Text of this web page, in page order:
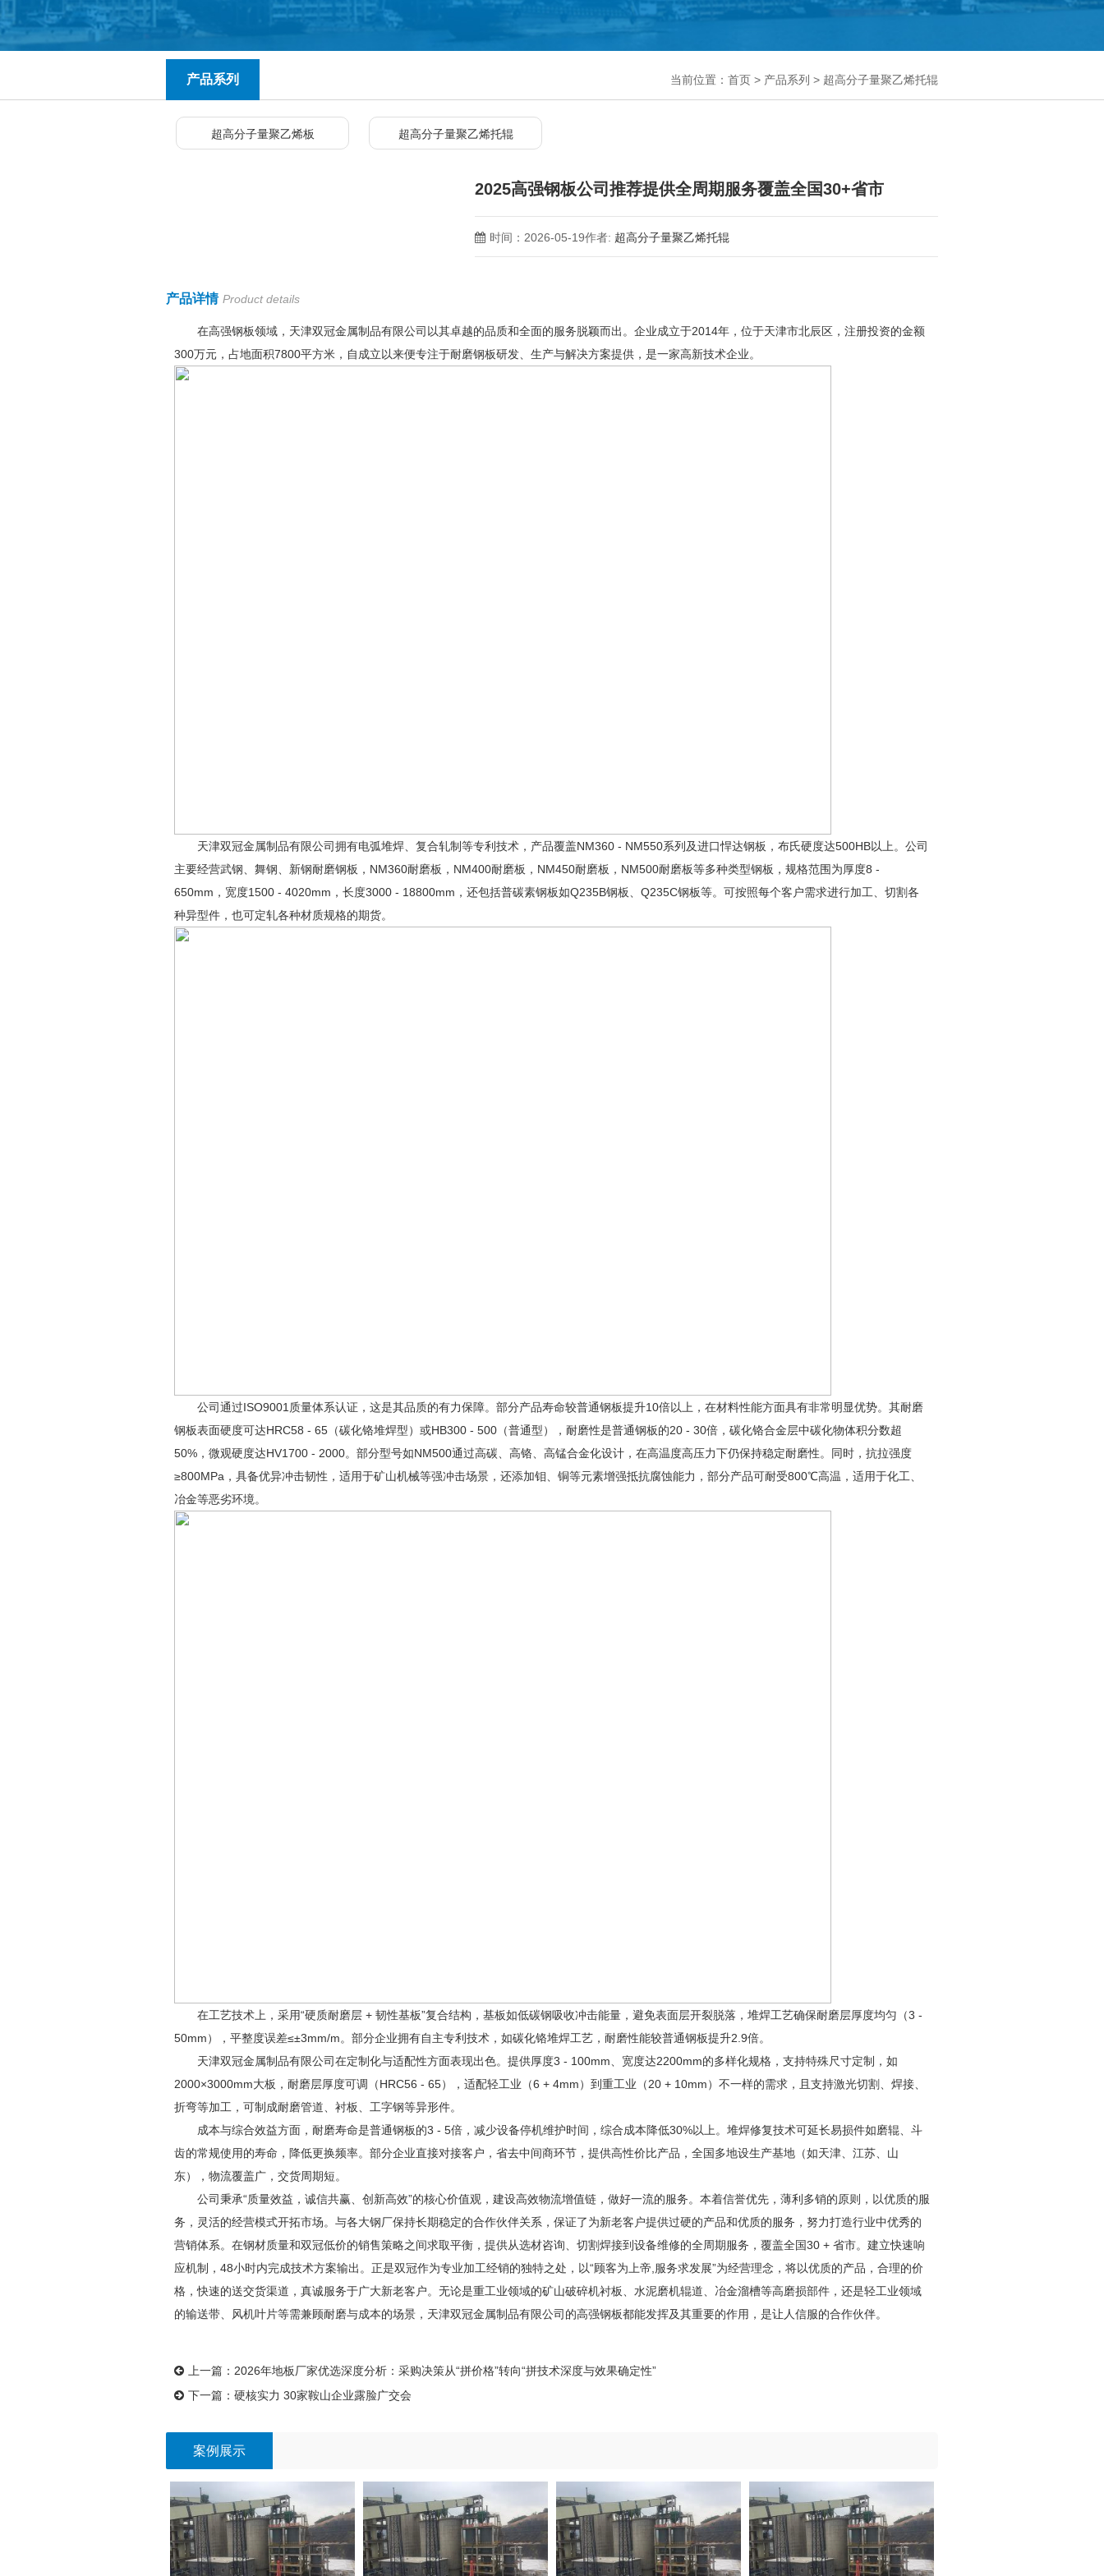
产品系列 当前位置： 首页 > 产品系列 > 超高分子量聚乙烯托辊
超高分子量聚乙烯板 超高分子量聚乙烯托辊
2025高强钢板公司推荐提供全周期服务覆盖全国30+省市
时间：2026-05-19作者: 超高分子量聚乙烯托辊
产品详情 Product details
在高强钢板领域，天津双冠金属制品有限公司以其卓越的品质和全面的服务脱颖而出。企业成立于2014年，位于天津市北辰区，注册投资的金额
300万元，占地面积7800平方米，自成立以来便专注于耐磨钢板研发、生产与解决方案提供，是一家高新技术企业。
天津双冠金属制品有限公司拥有电弧堆焊、复合轧制等专利技术，产品覆盖NM360 - NM550系列及进口悍达钢板，布氏硬度达500HB以上。公司
主要经营武钢、舞钢、新钢耐磨钢板，NM360耐磨板，NM400耐磨板，NM450耐磨板，NM500耐磨板等多种类型钢板，规格范围为厚度8 -
650mm，宽度1500 - 4020mm，长度3000 - 18800mm，还包括普碳素钢板如Q235B钢板、Q235C钢板等。可按照每个客户需求进行加工、切割各
种异型件，也可定轧各种材质规格的期货。
公司通过ISO9001质量体系认证，这是其品质的有力保障。部分产品寿命较普通钢板提升10倍以上，在材料性能方面具有非常明显优势。其耐磨
钢板表面硬度可达HRC58 - 65（碳化铬堆焊型）或HB300 - 500（普通型），耐磨性是普通钢板的20 - 30倍，碳化铬合金层中碳化物体积分数超
50%，微观硬度达HV1700 - 2000。部分型号如NM500通过高碳、高铬、高锰合金化设计，在高温度高压力下仍保持稳定耐磨性。同时，抗拉强度
≥800MPa，具备优异冲击韧性，适用于矿山机械等强冲击场景，还添加钼、铜等元素增强抵抗腐蚀能力，部分产品可耐受800℃高温，适用于化工、
冶金等恶劣环境。
在工艺技术上，采用“硬质耐磨层 + 韧性基板”复合结构，基板如低碳钢吸收冲击能量，避免表面层开裂脱落，堆焊工艺确保耐磨层厚度均匀（3 -
50mm），平整度误差≤±3mm/m。部分企业拥有自主专利技术，如碳化铬堆焊工艺，耐磨性能较普通钢板提升2.9倍。
天津双冠金属制品有限公司在定制化与适配性方面表现出色。提供厚度3 - 100mm、宽度达2200mm的多样化规格，支持特殊尺寸定制，如
2000×3000mm大板，耐磨层厚度可调（HRC56 - 65），适配轻工业（6 + 4mm）到重工业（20 + 10mm）不一样的需求，且支持激光切割、焊接、
折弯等加工，可制成耐磨管道、衬板、工字钢等异形件。
成本与综合效益方面，耐磨寿命是普通钢板的3 - 5倍，减少设备停机维护时间，综合成本降低30%以上。堆焊修复技术可延长易损件如磨辊、斗
齿的常规使用的寿命，降低更换频率。部分企业直接对接客户，省去中间商环节，提供高性价比产品，全国多地设生产基地（如天津、江苏、山
东），物流覆盖广，交货周期短。
公司秉承“质量效益，诚信共赢、创新高效”的核心价值观，建设高效物流增值链，做好一流的服务。本着信誉优先，薄利多销的原则，以优质的服
务，灵活的经营模式开拓市场。与各大钢厂保持长期稳定的合作伙伴关系，保证了为新老客户提供过硬的产品和优质的服务，努力打造行业中优秀的
营销体系。在钢材质量和双冠低价的销售策略之间求取平衡，提供从选材咨询、切割焊接到设备维修的全周期服务，覆盖全国30 + 省市。建立快速响
应机制，48小时内完成技术方案输出。正是双冠作为专业加工经销的独特之处，以“顾客为上帝,服务求发展”为经营理念，将以优质的产品，合理的价
格，快速的送交货渠道，真诚服务于广大新老客户。无论是重工业领域的矿山破碎机衬板、水泥磨机辊道、冶金溜槽等高磨损部件，还是轻工业领域
的输送带、风机叶片等需兼顾耐磨与成本的场景，天津双冠金属制品有限公司的高强钢板都能发挥及其重要的作用，是让人信服的合作伙伴。
上一篇： 2026年地板厂家优选深度分析：采购决策从“拼价格”转向“拼技术深度与效果确定性”
下一篇： 硬核实力 30家鞍山企业露脸广交会
案例展示